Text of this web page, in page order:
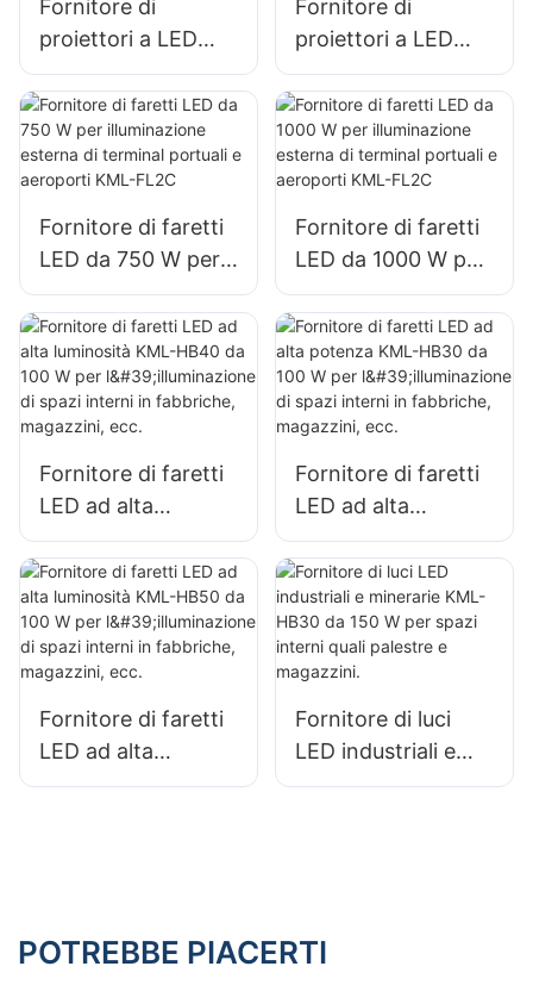
Fornitore di
proiettori a LED
KML-FL2C da 400
W per facciate
esterne di edifici e
illuminazione di
Fornitore di
proiettori a LED
KML-FL2C da 500
W per facciate
esterne di edifici e
illuminazione di
Fornitore di faretti
LED da 750 W per
illuminazione
esterna di terminal
portuali e aeroporti
KML-FL2C
Fornitore di faretti
LED da 1000 W per
illuminazione
esterna di terminal
portuali e aeroporti
KML-FL2C
Fornitore di faretti
LED ad alta
luminosità KML-
HB40 da 100 W per
l'illuminazione di
spazi interni in
fabbriche,
Fornitore di faretti
LED ad alta
potenza KML-HB30
da 100 W per
l'illuminazione di
spazi interni in
fabbriche,
Fornitore di faretti
LED ad alta
luminosità KML-
magazzini, ecc.
Fornitore di luci
LED industriali e
minerarie KML-
POTREBBE PIACERTI